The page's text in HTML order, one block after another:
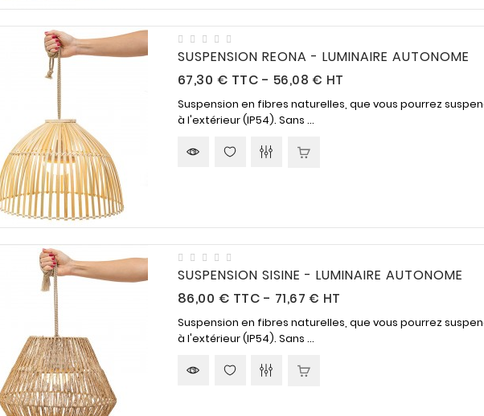
SUSPENSION REONA - LUMINAIRE AUTONOME
67,30 € Prix
TTC - 56,08 € HT
Suspension en fibres naturelles, que vous pourrez
à l'extérieur (IP54). Sans ...
SUSPENSION SISINE - LUMINAIRE AUTONOME
86,00 € Prix
TTC - 71,67 € HT
Suspension en fibres naturelles, que vous pourrez
à l'extérieur (IP54). Sans ...